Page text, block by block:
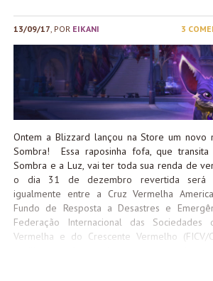
13/09/17, POR EIKANI 3
Ontem a Blizzard lançou na Store um novo
Sombra! Essa raposinha fofa, que
Sombra e a Luz, vai ter toda sua renda de
o dia 31 de dezembro revertida será
igualmente entre a Cruz Vermelha
Fundo de Resposta a Desastres e
Federação Internacional das Sociedades
Vermelha e do Crescente Vermelho (FICV/